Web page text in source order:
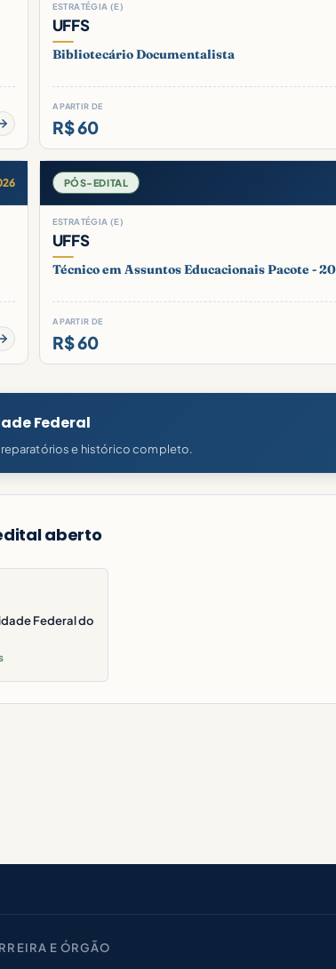
ESTRATÉGIA (E)
UFFS
Bibliotecário Documentalista
A PARTIR DE
R$ 60
PÓS-EDITAL
ESTRATÉGIA (E)
UFFS
Técnico em Assuntos Educacionais Pacote -
A PARTIR DE
R$ 60
Federal
e histórico completo.
aberto
Federal do
E ÓRGÃO